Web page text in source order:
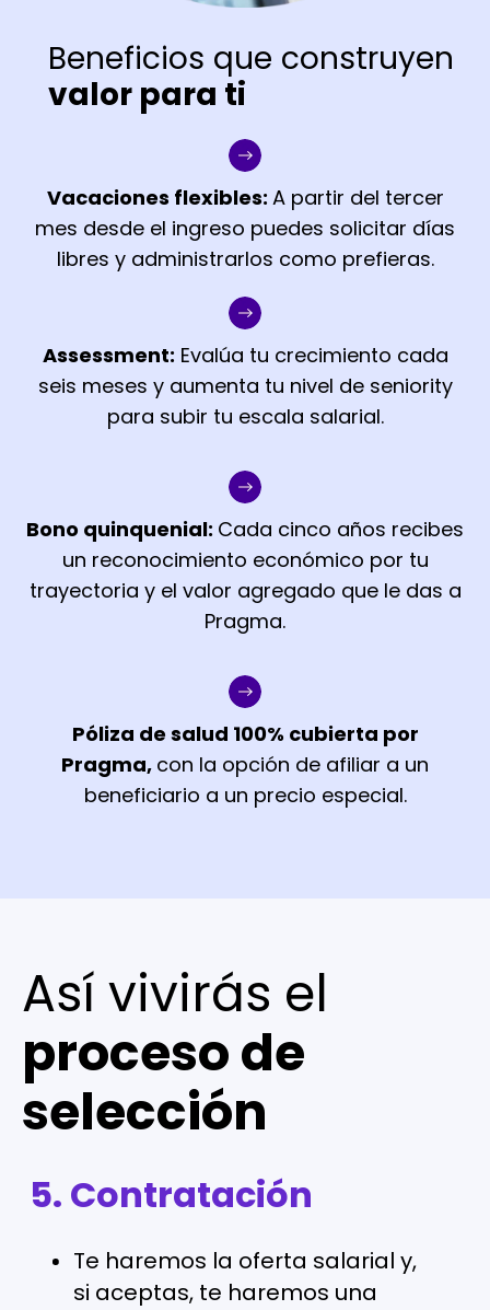
Beneficios que construyen
valor para ti
Vacaciones flexibles: A partir del tercer
mes desde el ingreso puedes solicitar días
libres y administrarlos como prefieras.
Assessment: Evalúa tu crecimiento cada
seis meses y aumenta tu nivel de seniority
para subir tu escala salarial.
Bono quinquenial: Cada cinco años recibes
un reconocimiento económico por tu
trayectoria y el valor agregado que le das a
Pragma.
Póliza de salud 100% cubierta por
Pragma, con la opción de afiliar a un
beneficiario a un precio especial.
Así vivirás el
proceso de
selección
1. Postulación
Postúlate a la vacante que
5. Contratación
Te haremos la oferta salarial y,
si aceptas, te haremos una